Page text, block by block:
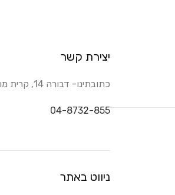
יצירת קשר
כתובתינו- דבורה 14, קרית מוצקין
04-8732-855
ניווט באתר